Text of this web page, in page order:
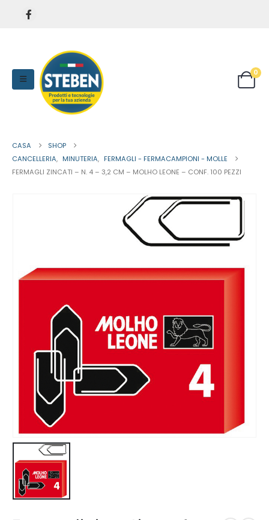
0
CASA
SHOP
CANCELLERIA, MINUTERIA, FERMAGLI - FERMACAMPIONI - MOLLE
FERMAGLI ZINCATI – N. 4 – 3,2 CM – MOLHO LEONE – CONF. 100 PEZZI